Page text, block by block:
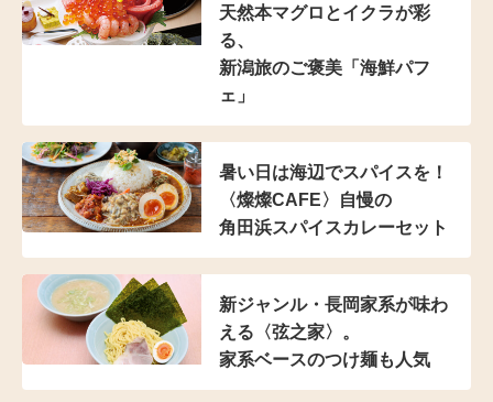
天然本マグロとイクラが彩
る、
新潟旅のご褒美「海鮮パフ
ェ」
暑い日は海辺でスパイスを！
〈燦燦CAFE〉自慢の
角田浜スパイスカレーセット
新ジャンル・長岡家系が味わ
える〈弦之家〉。
家系ベースのつけ麺も人気